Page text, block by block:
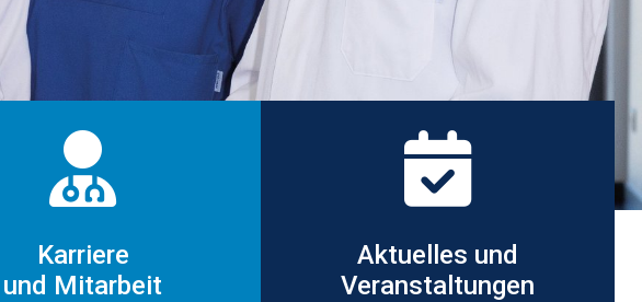
Karriere
und Mitarbeit
Aktuelles und
Veranstaltungen